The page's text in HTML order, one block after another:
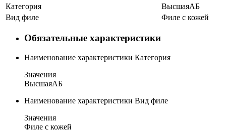
Категория ВысшаяАБ
Вид филе
Филе с кожей
Обязательные характеристики
Наименование характеристики Категория
Значения
ВысшаяАБ
Наименование характеристики Вид филе
Значения
Филе с кожей